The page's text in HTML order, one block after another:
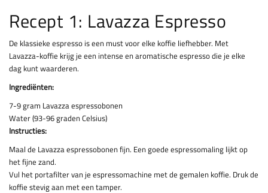
Recept 1: Lavazza Espresso
De klassieke espresso is een must voor elke koffie liefhebber. Met
Lavazza-koffie krijg je een intense en aromatische espresso die je elke
dag kunt waarderen.
Ingrediënten:
7-9 gram Lavazza espressobonen
Water (93-96 graden Celsius)
Instructies:
Maal de Lavazza espressobonen fijn. Een goede espressomaling lijkt op
het fijne zand.
Vul het portafilter van je espressomachine met de gemalen koffie. Druk de
koffie stevig aan met een tamper.